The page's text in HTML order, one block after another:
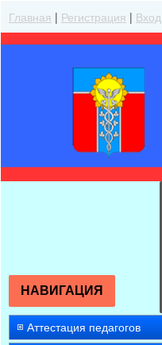
Главная | Регистрация | Вход
НАВИГАЦИЯ
Аттестация педагогов